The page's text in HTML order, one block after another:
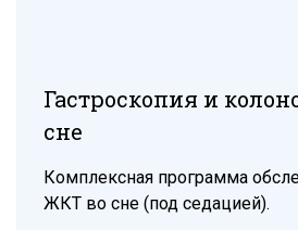
Гастроскопия и
сне
Комплексная программа
ЖКТ во сне (под седацией).